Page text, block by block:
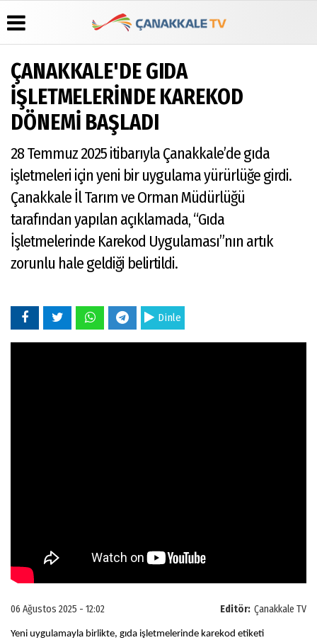
Üye Paneli
Haber
Arşivi
Arşivi
Günün
Haberleri
Hava
Durumu
Gazete
Manşetleri
Anketler
Biyografiler
Köşe
Yazarları
Foto
Gizlilik
İlkeleri
ÇANAKKALE'DE GIDA
İŞLETMELERİNDE KAREKOD
DÖNEMİ BAŞLADI
28 Temmuz 2025 itibarıyla Çanakkale’de gıda
işletmeleri için yeni bir uygulama yürürlüğe girdi.
Çanakkale İl Tarım ve Orman Müdürlüğü
tarafından yapılan açıklamada, “Gıda
İşletmelerinde Karekod Uygulaması”nın artık
zorunlu hale geldiği belirtildi.
Dinle
Editör: Çanakkale TV
06 Ağustos 2025 - 12:02
Yeni uygulamayla birlikte, gıda işletmelerinde karekod etiketi